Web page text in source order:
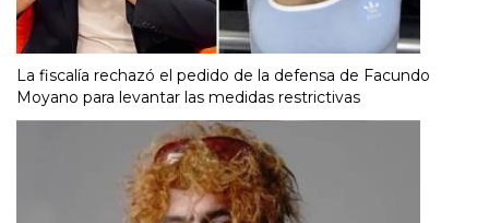
La fiscalía rechazó el pedido de la defensa de Facundo
Moyano para levantar las medidas restrictivas